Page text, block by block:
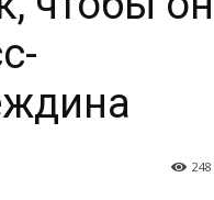
248